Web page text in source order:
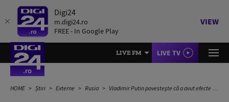
Digi24
m.digi24.ro
FREE - In Google Play
VIEW
LIVE FM LIVE TV
HOME Știri Externe Rusia Vladimir Putin povestește că a avut efecte secundare după ce s-a vaccinat cu Sputnik